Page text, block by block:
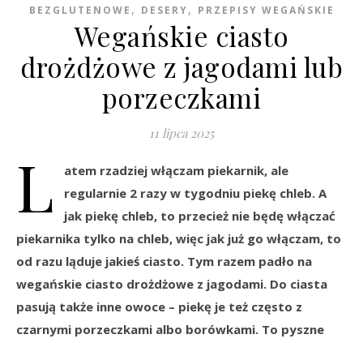
BEZGLUTENOWE , DESERY, PRZEPISY WEGAŃSKIE
Wegańskie ciasto
drożdżowe z jagodami lub
porzeczkami
11 lipca 2025
L
atem rzadziej włączam piekarnik, ale
regularnie 2 razy w tygodniu piekę chleb. A
jak piekę chleb, to przecież nie będę włączać
piekarnika tylko na chleb, więc jak już go włączam, to
od razu ląduje jakieś ciasto. Tym razem padło na
wegańskie ciasto drożdżowe z jagodami. Do ciasta
pasują także inne owoce – piekę je też często z
czarnymi porzeczkami albo borówkami. To pyszne